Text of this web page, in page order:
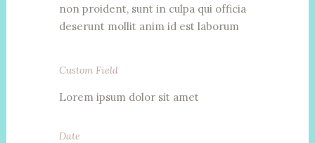
non proident, sunt in culpa qui officia
deserunt mollit anim id est laborum
Custom Field
Lorem ipsum dolor sit amet
Date